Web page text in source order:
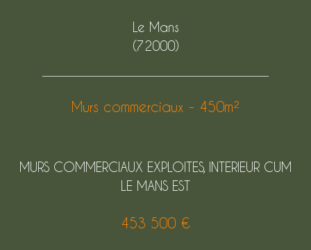
Le Mans
(72000)
Murs commerciaux - 450m²
MURS COMMERCIAUX EXPLOITES, INTERIEUR CUM
LE MANS EST
453 500 €